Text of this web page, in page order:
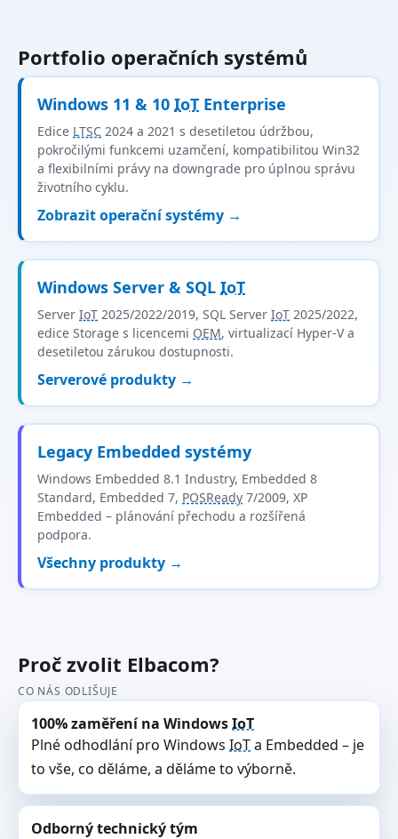
Portfolio operačních systémů
Windows 11 & 10 IoT Enterprise
Edice LTSC 2024 a 2021 s desetiletou údržbou,
pokročilými funkcemi uzamčení, kompatibilitou Win32
a flexibilními právy na downgrade pro úplnou správu
životního cyklu.
Zobrazit operační systémy →
Windows Server & SQL IoT
Server IoT 2025/2022/2019, SQL Server IoT 2025/2022,
edice Storage s licencemi OEM, virtualizací Hyper-V a
desetiletou zárukou dostupnosti.
Serverové produkty →
Legacy Embedded systémy
Windows Embedded 8.1 Industry, Embedded 8
Standard, Embedded 7, POSReady 7/2009, XP
Embedded – plánování přechodu a rozšířená
podpora.
Všechny produkty →
Proč zvolit Elbacom?
CO NÁS ODLIŠUJE
100% zaměření na WindowsIoT
Plné odhodlání pro Windows IoTa Embedded – je
to vše, co děláme, a děláme to výborně.
Odborný technický tým